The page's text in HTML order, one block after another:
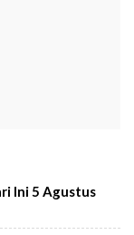
Ini 5 Agustus